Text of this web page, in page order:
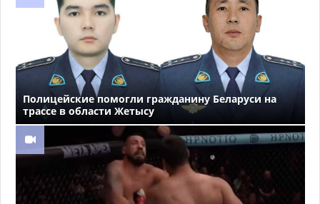
Полицейские помогли гражданину Беларуси на
трассе в области Жетысу